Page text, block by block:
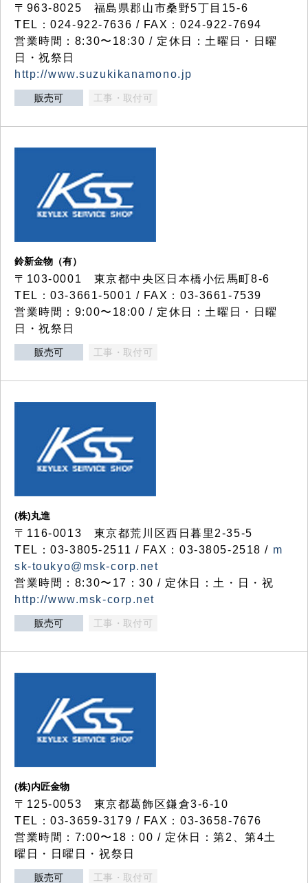
〒963-8025 福島県郡山市桑野5丁目15-6
TEL：024-922-7636 / FAX：024-922-7694
営業時間：8:30〜18:30 / 定休日：土曜日・日曜
日・祝祭日
http://www.suzukikanamono.jp
販売可 工事・取付可
鈴新金物（有）
〒103-0001 東京都中央区日本橋小伝馬町8-6
TEL：03-3661-5001 / FAX：03-3661-7539
営業時間：9:00〜18:00 / 定休日：土曜日・日曜
日・祝祭日
販売可 工事・取付可
(株)丸進
〒116-0013 東京都荒川区西日暮里2-35-5
TEL：03-3805-2511 / FAX：03-3805-2518 / m
sk-toukyo@msk-corp.net
営業時間：8:30〜17：30 / 定休日：土・日・祝
http://www.msk-corp.net
販売可 工事・取付可
(株)内匠金物
〒125-0053 東京都葛飾区鎌倉3-6-10
TEL：03-3659-3179 / FAX：03-3658-7676
営業時間：7:00〜18：00 / 定休日：第2、第4土
曜日・日曜日・祝祭日
販売可 工事・取付可